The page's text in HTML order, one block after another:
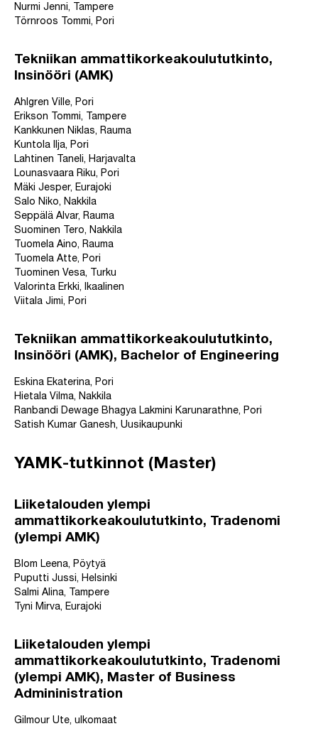
Nurmi Jenni, Tampere
Törnroos Tommi, Pori
Tekniikan ammattikorkeakoulututkinto,
Insinööri (AMK)
Ahlgren Ville, Pori
Erikson Tommi, Tampere
Kankkunen Niklas, Rauma
Kuntola Ilja, Pori
Lahtinen Taneli, Harjavalta
Lounasvaara Riku, Pori
Mäki Jesper, Eurajoki
Salo Niko, Nakkila
Seppälä Alvar, Rauma
Suominen Tero, Nakkila
Tuomela Aino, Rauma
Tuomela Atte, Pori
Tuominen Vesa, Turku
Valorinta Erkki, Ikaalinen
Viitala Jimi, Pori
Tekniikan ammattikorkeakoulututkinto,
Insinööri (AMK), Bachelor of Engineering
Eskina Ekaterina, Pori
Hietala Vilma, Nakkila
Ranbandi Dewage Bhagya Lakmini Karunarathne, Pori
Satish Kumar Ganesh, Uusikaupunki
YAMK-tutkinnot (Master)
Liiketalouden ylempi
ammattikorkeakoulututkinto, Tradenomi
(ylempi AMK)
Blom Leena, Pöytyä
Puputti Jussi, Helsinki
Salmi Alina, Tampere
Tyni Mirva, Eurajoki
Liiketalouden ylempi
ammattikorkeakoulututkinto, Tradenomi
(ylempi AMK), Master of Business
Admininistration
Gilmour Ute, ulkomaat